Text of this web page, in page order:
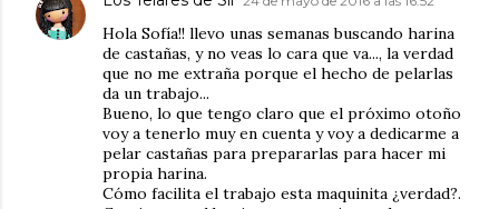
Hola Sofía!! llevo unas semanas buscando harina
de castañas, y no veas lo cara que va..., la verdad
que no me extraña porque el hecho de pelarlas
da un trabajo...
Bueno, lo que tengo claro que el próximo otoño
voy a tenerlo muy en cuenta y voy a dedicarme a
pelar castañas para prepararlas para hacer mi
propia harina.
Cómo facilita el trabajo esta maquinita ¿verdad?.